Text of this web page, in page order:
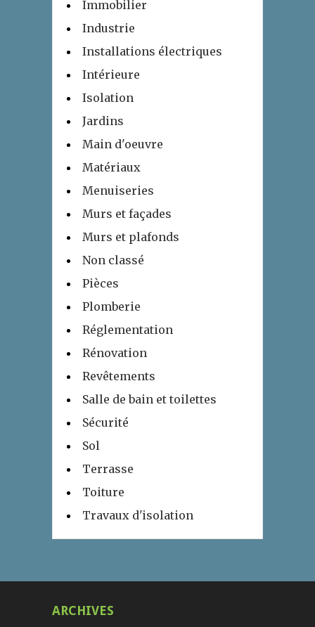
Immobilier
Industrie
Installations électriques
Intérieure
Isolation
Jardins
Main d'oeuvre
Matériaux
Menuiseries
Murs et façades
Murs et plafonds
Non classé
Pièces
Plomberie
Réglementation
Rénovation
Revêtements
Salle de bain et toilettes
Sécurité
Sol
Terrasse
Toiture
Travaux d'isolation
ARCHIVES